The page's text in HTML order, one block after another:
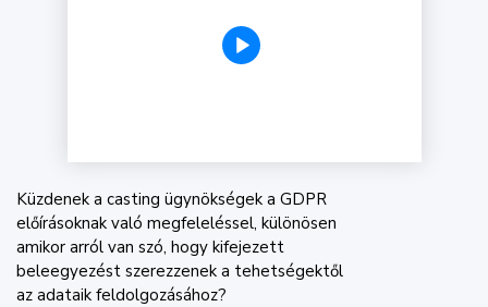
Küzdenek a casting ügynökségek a GDPR
előírásoknak való megfeleléssel, különösen
amikor arról van szó, hogy kifejezett
beleegyezést szerezzenek a tehetségektől
az adataik feldolgozásához?